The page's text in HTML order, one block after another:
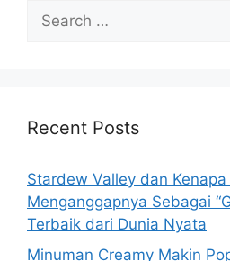
h
r
:
Recent Posts
Stardew Valley dan
Menganggapnya Sebagai
Terbaik dari Dunia Nyata
Minuman Creamy Makin